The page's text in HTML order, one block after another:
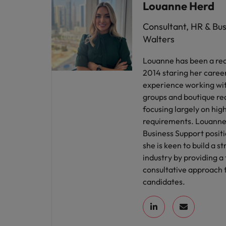
Louanne Herd
Consultant, HR &
Walters
Louanne has been a
2014 staring her
experience working
groups and boutique
focusing largely on
requirements.
Business Support
she is keen to build a
industry by providing
consultative approach
candidates.